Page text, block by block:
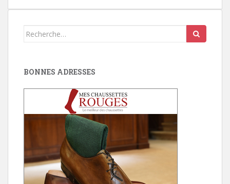
Search
BONNES ADRESSES